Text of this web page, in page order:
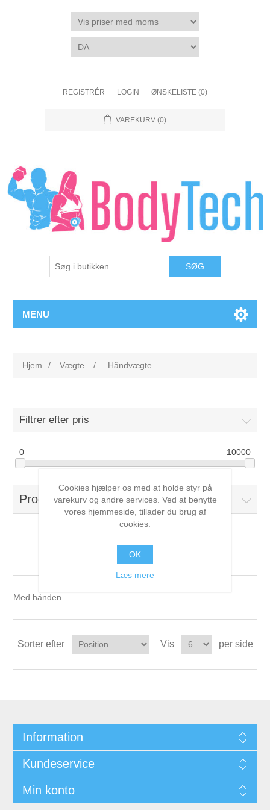
REGISTRÉR LOGIN ØNSKELISTE (0)
VAREKURV (0)
SØG
MENU
Hjem / Vægte / Håndvægte
Filtrer efter pris
0 10000
Producenter
Håndvægte
Med hånden
Sorter efter Vis per side
Information
Kundeservice
Min konto
Cookies hjælper os med at holde styr på
varekurv og andre services. Ved at benytte
vores hjemmeside, tillader du brug af
cookies.
OK
Læs mere